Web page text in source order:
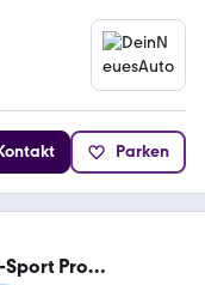
Parken
Sport Pro